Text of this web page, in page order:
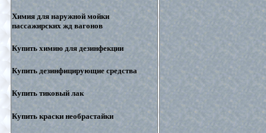
Химия для наружной мойки
пассажирских жд вагонов
Купить химию для дезинфекции
Купить дезинфицирующие средства
Купить тиковый лак
Купить краски необрастайки